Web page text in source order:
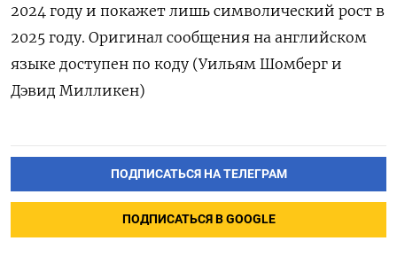
2024 году и покажет лишь символический рост в
2025 году. Оригинал сообщения на английском
языке доступен по коду (Уильям Шомберг и
Дэвид Милликен)
ПОДПИСАТЬСЯ НА ТЕЛЕГРАМ
ПОДПИСАТЬСЯ В GOOGLE